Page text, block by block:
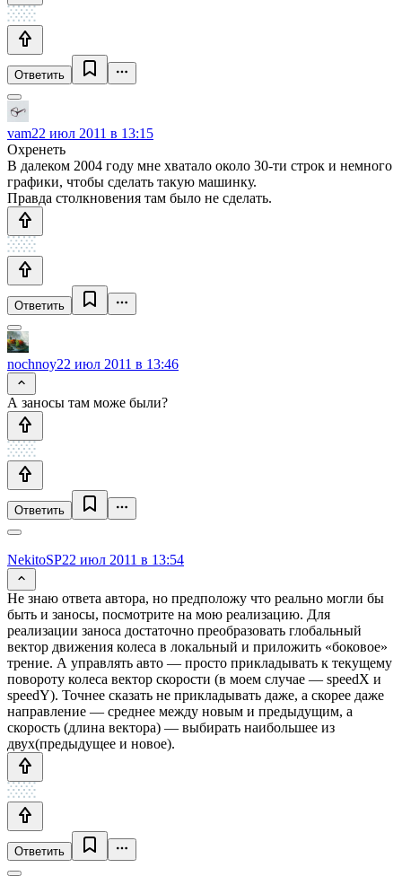
Ответить
vam22 июл 2011 в 13:15
Охренеть
В далеком 2004 году мне хватало около 30-ти строк и немного
графики, чтобы сделать такую машинку.
Правда столкновения там было не сделать.
Ответить
nochnoy22 июл 2011 в 13:46
А заносы там може были?
Ответить
NekitoSP22 июл 2011 в 13:54
Не знаю ответа автора, но предположу что реально могли бы
быть и заносы, посмотрите на мою реализацию. Для
реализации заноса достаточно преобразовать глобальный
вектор движения колеса в локальный и приложить «боковое»
трение. А управлять авто — просто прикладывать к текущему
повороту колеса вектор скорости (в моем случае — speedX и
speedY). Точнее сказать не прикладывать даже, а скорее даже
направление — среднее между новым и предыдущим, а
скорость (длина вектора) — выбирать наибольшее из
двух(предыдущее и новое).
Ответить